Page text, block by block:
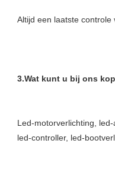
Led-motorverlichting,